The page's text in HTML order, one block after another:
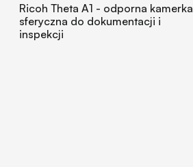
Ricoh Theta A1 - odporna kamerka
sferyczna do dokumentacji i
inspekcji